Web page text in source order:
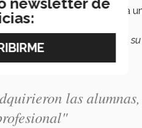
, añadió a su entrevista
se llevan como base para su
las